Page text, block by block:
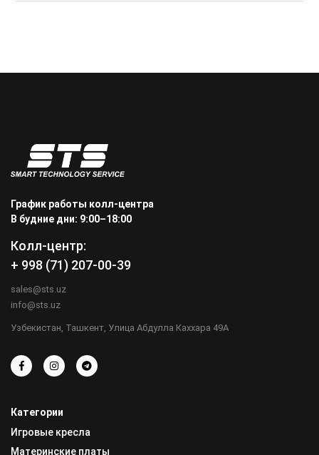
График работы колл-центра
В будние дни: 9:00–18:00
Колл-центр:
+ 998 (71) 207-00-39
sales@sts.uz
info@sts.uz
Узбекистан, Ташкент, Улица Абдулла Каххара 49А
Категории
Игровые кресла
Материнские платы